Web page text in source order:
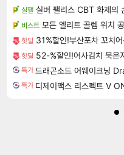
실팰 실버 팰리스 CBT 화제의
비스트 모든 엘리트 골렘 위치
핫딜 31%할인!부산포차 꼬치
핫딜 52-%할인!어사김치 묵
특가
특가